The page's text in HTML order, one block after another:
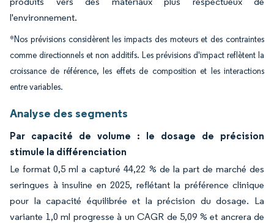
l'environnement.
*Nos prévisions considèrent les impacts des moteurs et des contraintes
comme directionnels et non additifs. Les prévisions d'impact reflètent la
croissance de référence, les effets de composition et les interactions
entre variables.
Analyse des segments
Par capacité de volume : le dosage de précision
stimule la différenciation
Le format 0,5 ml a capturé 44,22 % de la part de marché des
seringues à insuline en 2025, reflétant la préférence clinique
pour la capacité équilibrée et la précision du dosage. La
variante 1,0 ml progresse à un CAGR de 5,09 % et ancrera de